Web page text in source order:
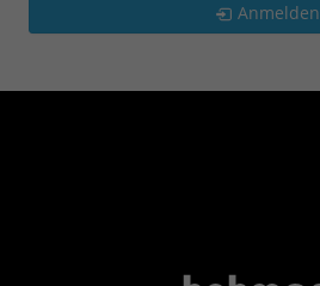
Anmelden